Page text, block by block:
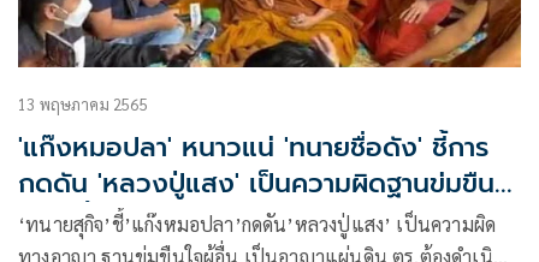
13 พฤษภาคม 2565
'แก๊งหมอปลา' หนาวแน่ 'ทนายชื่อดัง' ชี้การ
กดดัน 'หลวงปู่แสง' เป็นความผิดฐานข่มขืนใจ
ผู้อื่น จี้ตร.จัดการ
‘ทนายสุกิจ’ชี้’แก๊งหมอปลา’กดดัน’หลวงปู่แสง’ เป็นความผิด
ทางอาญา ฐานข่มขืนใจผู้อื่น เป็นอาญาแผ่นดิน ตร.ต้องดำเนิน